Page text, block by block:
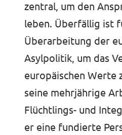
zentral, um den
leben. Überfällig ist
Überarbeitung der
Asylpolitik, um das
europäischen Werte
seine mehrjährige
Flüchtlings- und
er eine fundierte